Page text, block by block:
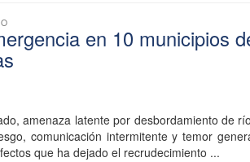
en 10 municipios
amenaza latente por desbordamiento de
comunicación intermitente y temor
que ha dejado el recrudecimiento ...